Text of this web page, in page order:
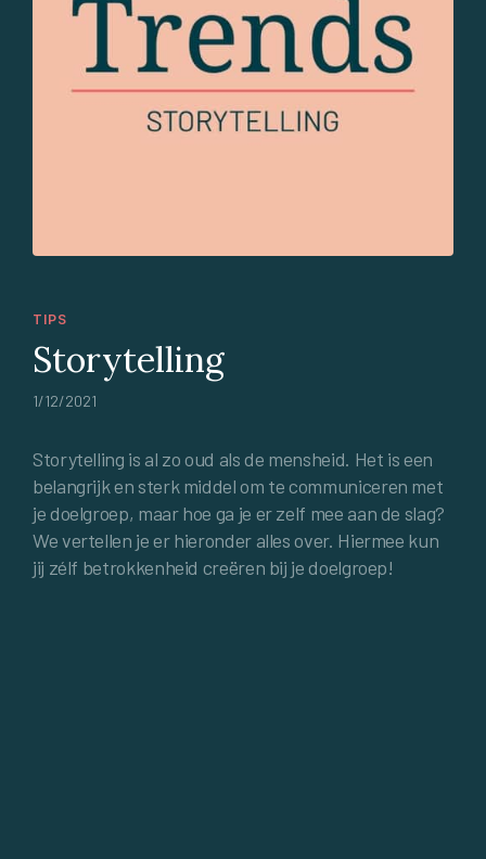
TIPS
Storytelling
1/12/2021
Storytelling is al zo oud als de mensheid. Het is een
belangrijk en sterk middel om te communiceren met
je doelgroep, maar hoe ga je er zelf mee aan de slag?
We vertellen je er hieronder alles over. Hiermee kun
jij zélf betrokkenheid creëren bij je doelgroep!